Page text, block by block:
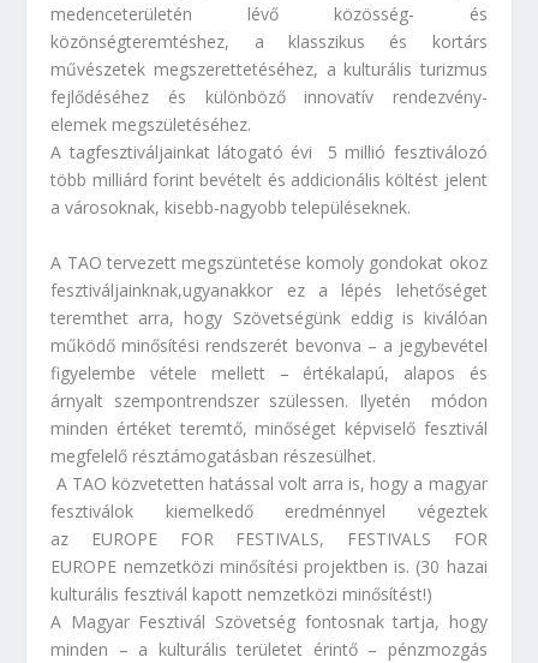
medenceterületén lévő közösség- és
közönségteremtéshez, a klasszikus és kortárs
művészetek megszerettetéséhez, a kulturális turizmus
fejlődéséhez és különböző innovatív rendezvény-
elemek megszületéséhez.
A tagfesztiváljainkat látogató évi 5 millió fesztiválozó
több milliárd forint bevételt és addicionális költést jelent
a városoknak, kisebb-nagyobb településeknek.
A TAO tervezett megszüntetése komoly gondokat okoz
fesztiváljainknak,ugyanakkor ez a lépés lehetőséget
teremthet arra, hogy Szövetségünk eddig is kiválóan
működő minősítési rendszerét bevonva – a jegybevétel
figyelembe vétele mellett – értékalapú, alapos és
árnyalt szempontrendszer szülessen. Ilyetén módon
minden értéket teremtő, minőséget képviselő fesztivál
megfelelő résztámogatásban részesülhet.
A TAO közvetetten hatással volt arra is, hogy a magyar
fesztiválok kiemelkedő eredménnyel végeztek
az
EUROPE FOR FESTIVALS, FESTIVALS FOR
EUROPE nemzetközi minősítési projektben is. (30 hazai
kulturális fesztivál kapott nemzetközi minősítést!)
A Magyar Fesztivál Szövetség fontosnak tartja, hogy
minden – a kulturális területet érintő – pénzmozgás